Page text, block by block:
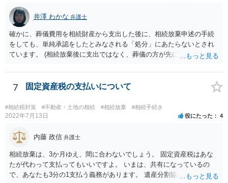
亡くなってから相続すると、両親のどちらかが亡くなってから相続す
るより非課税の枠が減少します。 計画的に相続をするのがおすすめと
いうことになります。これ以外にも気をつける点はあるかもしれませ
んので、一度相談して想定するのがおすすめと思います。
井澤 わかな 弁護士
確かに、葬儀費用を相続財産から支出した後に、相続放棄申述の手続
をしても、単純承認をしたとみなされる「処分」にあたらないとされ
ています。 (相続放棄後に支出ではなく、葬儀の方が先に来るのが通常
述の手続ということだと思いますが) ただ、葬儀費用ならいくらでもよ
いということではなく、身分相応の、社会的儀式として当然認められ
る程度の金額に留まると考えた方がよいです。 もし、相続人の皆さん
に葬儀費用を支出する経済力がなく、質素な葬儀を行った費用であれ
ば相続財産から支出しても単純承認と認められない可能性が高いの
7 固定資産税の支払いについて
#相続税対策 #不動産・土地の相続 #相続放棄 #相続手続き
2022年7月13日 役にたった 4
内藤 政信 弁護士
相続放棄は、3か月ゆえ、間に合わないでしょう。 固定資産税はあな
たが代わって支払ってもいいですよ。 いまは、共有になっているの
で、あなたも3分の1支払う義務があります。 遺産分割協議をして、不